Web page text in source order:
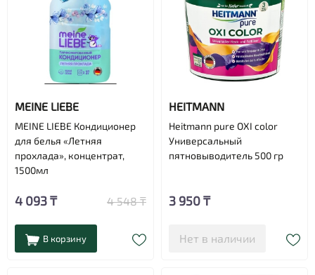
MEINE LIEBE
MEINE LIEBE Кондиционер
для белья «Летняя
прохлада», концентрат,
1500мл
4 093 ₸ 4 548 ₸
В корзину
HEITMANN
Heitmann pure OXI color
Универсальный
пятновыводитель 500 гр
3 950 ₸
Нет в наличии